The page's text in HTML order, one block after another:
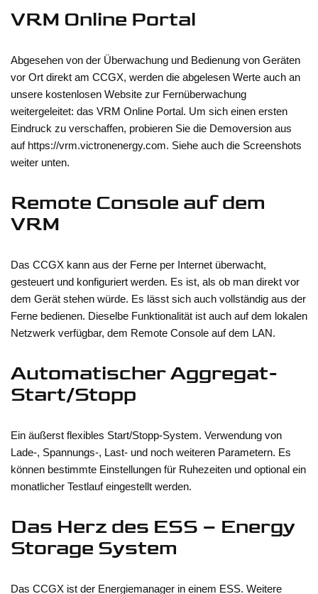
VRM Online Portal
Abgesehen von der Überwachung und Bedienung von Geräten
vor Ort direkt am CCGX, werden die abgelesen Werte auch an
unsere kostenlosen Website zur Fernüberwachung
weitergeleitet: das VRM Online Portal. Um sich einen ersten
Eindruck zu verschaffen, probieren Sie die Demoversion aus
auf https://vrm.victronenergy.com. Siehe auch die Screenshots
weiter unten.
Remote Console auf dem
VRM
Das CCGX kann aus der Ferne per Internet überwacht,
gesteuert und konfiguriert werden. Es ist, als ob man direkt vor
dem Gerät stehen würde. Es lässt sich auch vollständig aus der
Ferne bedienen. Dieselbe Funktionalität ist auch auf dem lokalen
Netzwerk verfügbar, dem Remote Console auf dem LAN.
Automatischer Aggregat-
Start/Stopp
Ein äußerst flexibles Start/Stopp-System. Verwendung von
Lade-, Spannungs-, Last- und noch weiteren Parametern. Es
können bestimmte Einstellungen für Ruhezeiten und optional ein
monatlicher Testlauf eingestellt werden.
Das Herz des ESS – Energy
Storage System
Das CCGX ist der Energiemanager in einem ESS. Weitere